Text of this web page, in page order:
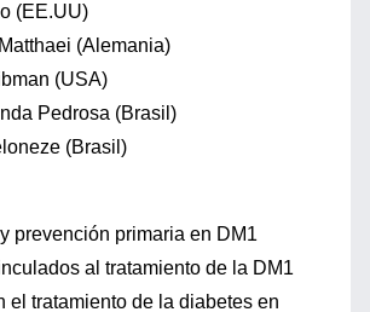
(EE.UU)
(Alemania)
(USA)
Pedrosa (Brasil)
(Brasil)
prevención primaria en DM1
al tratamiento de la DM1
el tratamiento de la diabetes en